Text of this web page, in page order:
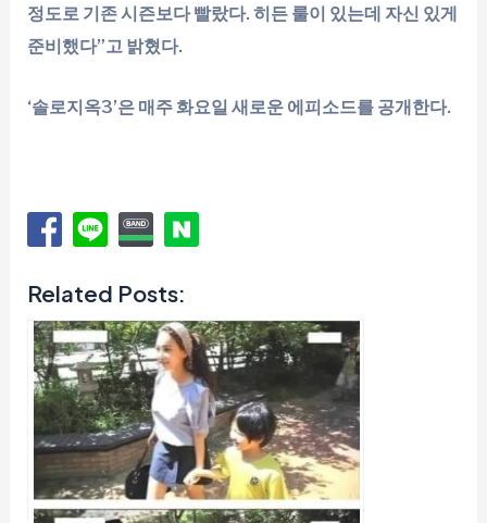
정도로 기존 시즌보다 빨랐다. 히든 룰이 있는데 자신 있게
준비했다”고 밝혔다.
‘솔로지옥3’은 매주 화요일 새로운 에피소드를 공개한다.
Related Posts: